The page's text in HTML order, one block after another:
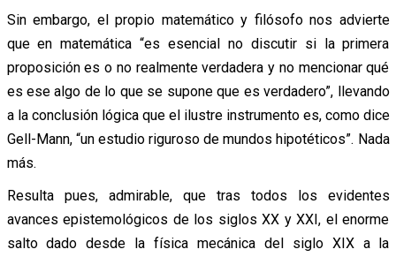
Sin embargo, el propio matemático y filósofo nos advierte
que en matemática “es esencial no discutir si la primera
proposición es o no realmente verdadera y no mencionar qué
es ese algo de lo que se supone que es verdadero”, llevando
a la conclusión lógica que el ilustre instrumento es, como dice
Gell-Mann, “un estudio riguroso de mundos hipotéticos”. Nada
más.
Resulta pues, admirable, que tras todos los evidentes
avances epistemológicos de los siglos XX y XXI, el enorme
salto dado desde la física mecánica del siglo XIX a la